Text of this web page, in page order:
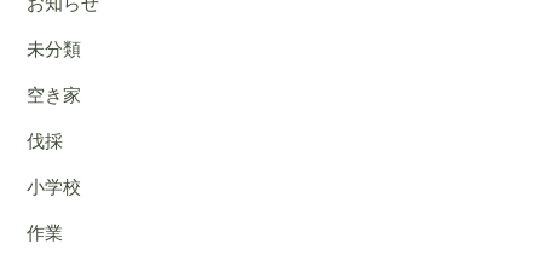
未分類
空き家
伐採
小学校
作業